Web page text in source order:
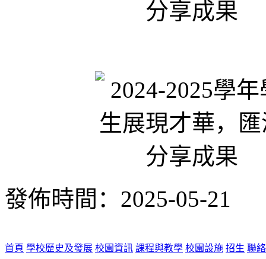
發佈時間：2025-05-21
首頁 學校歷史及發展 校園資訊 課程與教學 校園設施 招生 聯